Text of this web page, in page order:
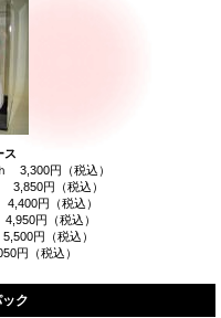
ス
3,300円（税込）
3,850円（税込）
円（税込）
円（税込）
円（税込）
円（税込）
ク